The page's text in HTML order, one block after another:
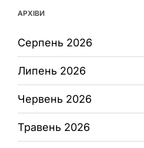
АРХІВИ
Серпень 2026
Липень 2026
Червень 2026
Травень 2026